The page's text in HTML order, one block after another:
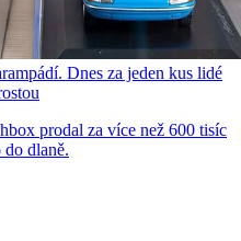
Dnes za jeden kus lidé
prodal za více než 600 tisíc
dlaně.